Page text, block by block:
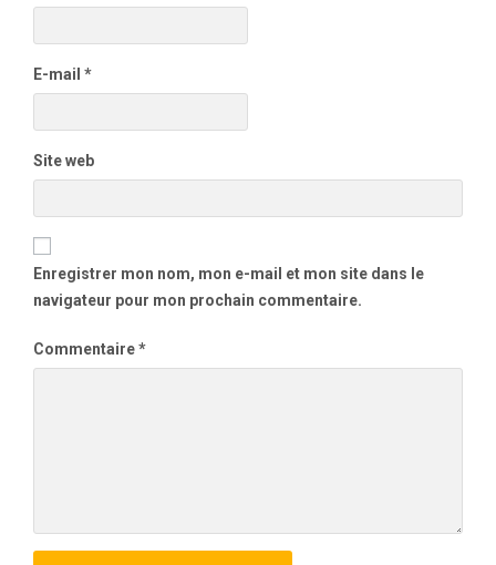
E-mail *
Site web
Enregistrer mon nom, mon e-mail et mon site dans le
navigateur pour mon prochain commentaire.
Commentaire*